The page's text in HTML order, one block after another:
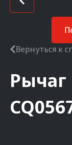
Вернуться к
Рычаг